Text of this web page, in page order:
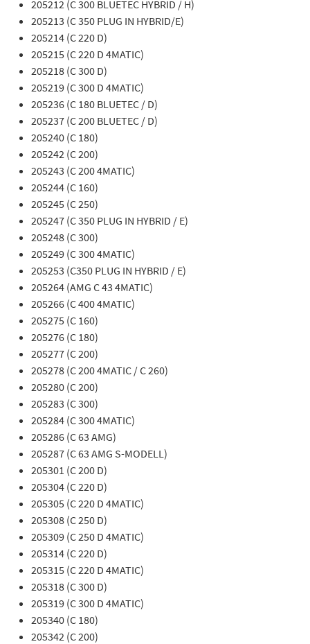
205212 (C 300 BLUETEC HYBRID / H)
205213 (C 350 PLUG IN HYBRID/E)
205214 (C 220 D)
205215 (C 220 D 4MATIC)
205218 (C 300 D)
205219 (C 300 D 4MATIC)
205236 (C 180 BLUETEC / D)
205237 (C 200 BLUETEC / D)
205240 (C 180)
205242 (C 200)
205243 (C 200 4MATIC)
205244 (C 160)
205245 (C 250)
205247 (C 350 PLUG IN HYBRID / E)
205248 (C 300)
205249 (C 300 4MATIC)
205253 (C350 PLUG IN HYBRID / E)
205264 (AMG C 43 4MATIC)
205266 (C 400 4MATIC)
205275 (C 160)
205276 (C 180)
205277 (C 200)
205278 (C 200 4MATIC / C 260)
205280 (C 200)
205283 (C 300)
205284 (C 300 4MATIC)
205286 (C 63 AMG)
205287 (C 63 AMG S-MODELL)
205301 (C 200 D)
205304 (C 220 D)
205305 (C 220 D 4MATIC)
205308 (C 250 D)
205309 (C 250 D 4MATIC)
205314 (C 220 D)
205315 (C 220 D 4MATIC)
205318 (C 300 D)
205319 (C 300 D 4MATIC)
205340 (C 180)
205342 (C 200)